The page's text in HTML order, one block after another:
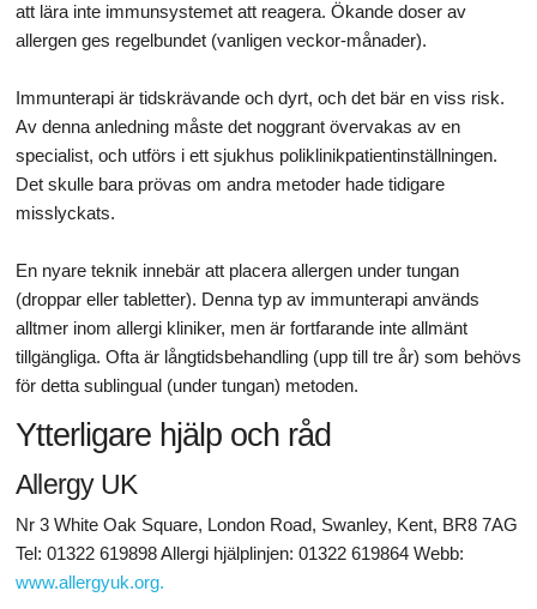
att lära inte immunsystemet att reagera. Ökande doser av
allergen ges regelbundet (vanligen veckor-månader).
Immunterapi är tidskrävande och dyrt, och det bär en viss risk.
Av denna anledning måste det noggrant övervakas av en
specialist, och utförs i ett sjukhus poliklinikpatientinställningen.
Det skulle bara prövas om andra metoder hade tidigare
misslyckats.
En nyare teknik innebär att placera allergen under tungan
(droppar eller tabletter). Denna typ av immunterapi används
alltmer inom allergi kliniker, men är fortfarande inte allmänt
tillgängliga. Ofta är långtidsbehandling (upp till tre år) som behövs
för detta sublingual (under tungan) metoden.
Ytterligare hjälp och råd
Allergy UK
Nr 3 White Oak Square, London Road, Swanley, Kent, BR8 7AG
Tel: 01322 619898 Allergi hjälplinjen: 01322 619864 Webb:
www.allergyuk.org.